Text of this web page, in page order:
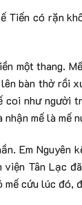
Tiến có rặn
một thang.
bàn thờ rồi
như người
mế là mế
Em Nguyên
viện Tân Lạc
cứu lúc đó,